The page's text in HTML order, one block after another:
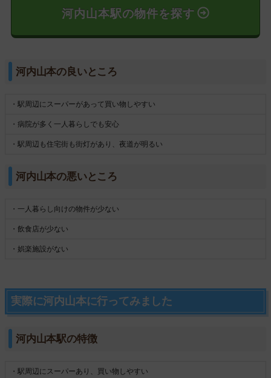
河内山本駅の物件を探す
河内山本の良いところ
・駅周辺にスーパーがあって買い物しやすい
・病院が多く一人暮らしでも安心
・駅周辺も住宅街も街灯があり、夜道が明るい
河内山本の悪いところ
・一人暮らし向けの物件が少ない
・飲食店が少ない
・娯楽施設がない
実際に河内山本に行ってみました
河内山本駅の特徴
・駅周辺にスーパーあり、買い物しやすい